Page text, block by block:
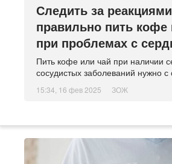
Следить за
правильно пить кофе
при проблемах с
Пить кофе или чай при наличии
сосудистых заболеваний нужно с
15:34, 16 фев 2025 ЗОЖ